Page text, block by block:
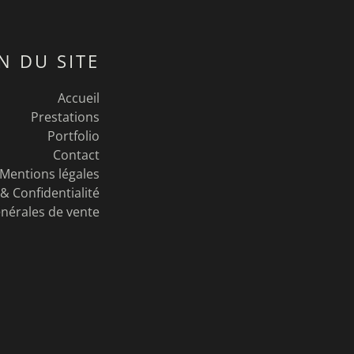
DU SITE
Accueil
Prestations
Portfolio
Contact
Mentions légales
Confidentialité
de vente